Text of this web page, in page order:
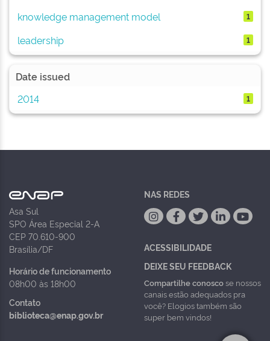
knowledge management model 1
leadership 1
Date issued
2014
1
Asa Sul
SPO Área Especial 2-A
CEP 70.610-900
Brasília/DF
Horário de funcionamento
08h00 às 18h00
Contato
biblioteca@enap.gov.br
NAS REDES
ACESSIBILIDADE
DEIXE SEU FEEDBACK
Compartilhe conoscose nossos
canais estão adequados pra
você? Elogios também são
super bem vindos!